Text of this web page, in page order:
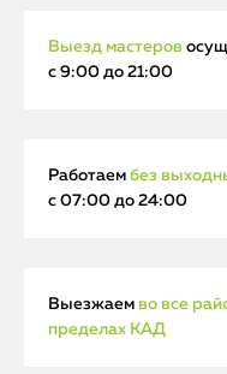
Выезд мастеров
с 9:00 до 21:00
Работаем без
с 07:00 до 24:00
Выезжаем во все
пределах КАД